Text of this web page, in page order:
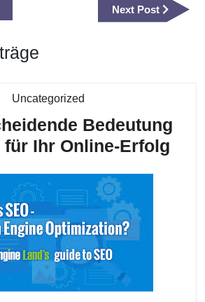
Next Post
Next
Post
Uncategorized
Bedeutung
für Ihr Online-ErfolgDie